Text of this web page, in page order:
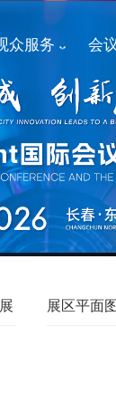
众服务 会
展区平面图